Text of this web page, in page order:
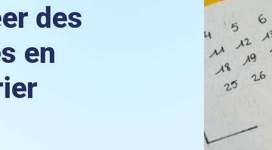
des
en